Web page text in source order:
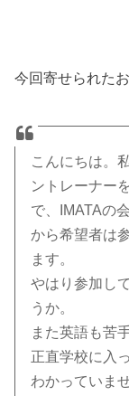
今回寄せられた
こんにちは。
ントレーナー
で、IMATAの
から希望者は
ます。
やはり参加し
うか。
また英語も苦
正直学校に入
わかっていませ